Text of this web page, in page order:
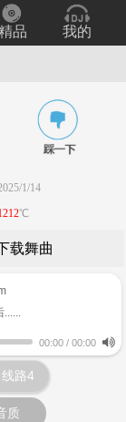
品 我的
1/14
℃
载舞曲
......
00:00 / 00:00
线路4
质